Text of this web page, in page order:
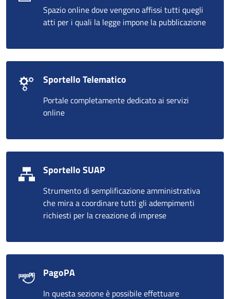
Spazio online dove vengono affissi tutti quegli
atti per i quali la legge impone la pubblicazione
Sportello Telematico
Portale completamente dedicato ai servizi
online
Sportello SUAP
Strumento di semplificazione amministrativa
che mira a coordinare tutti gli adempimenti
richiesti per la creazione di imprese
PagoPA
In questa sezione è possibile effettuare